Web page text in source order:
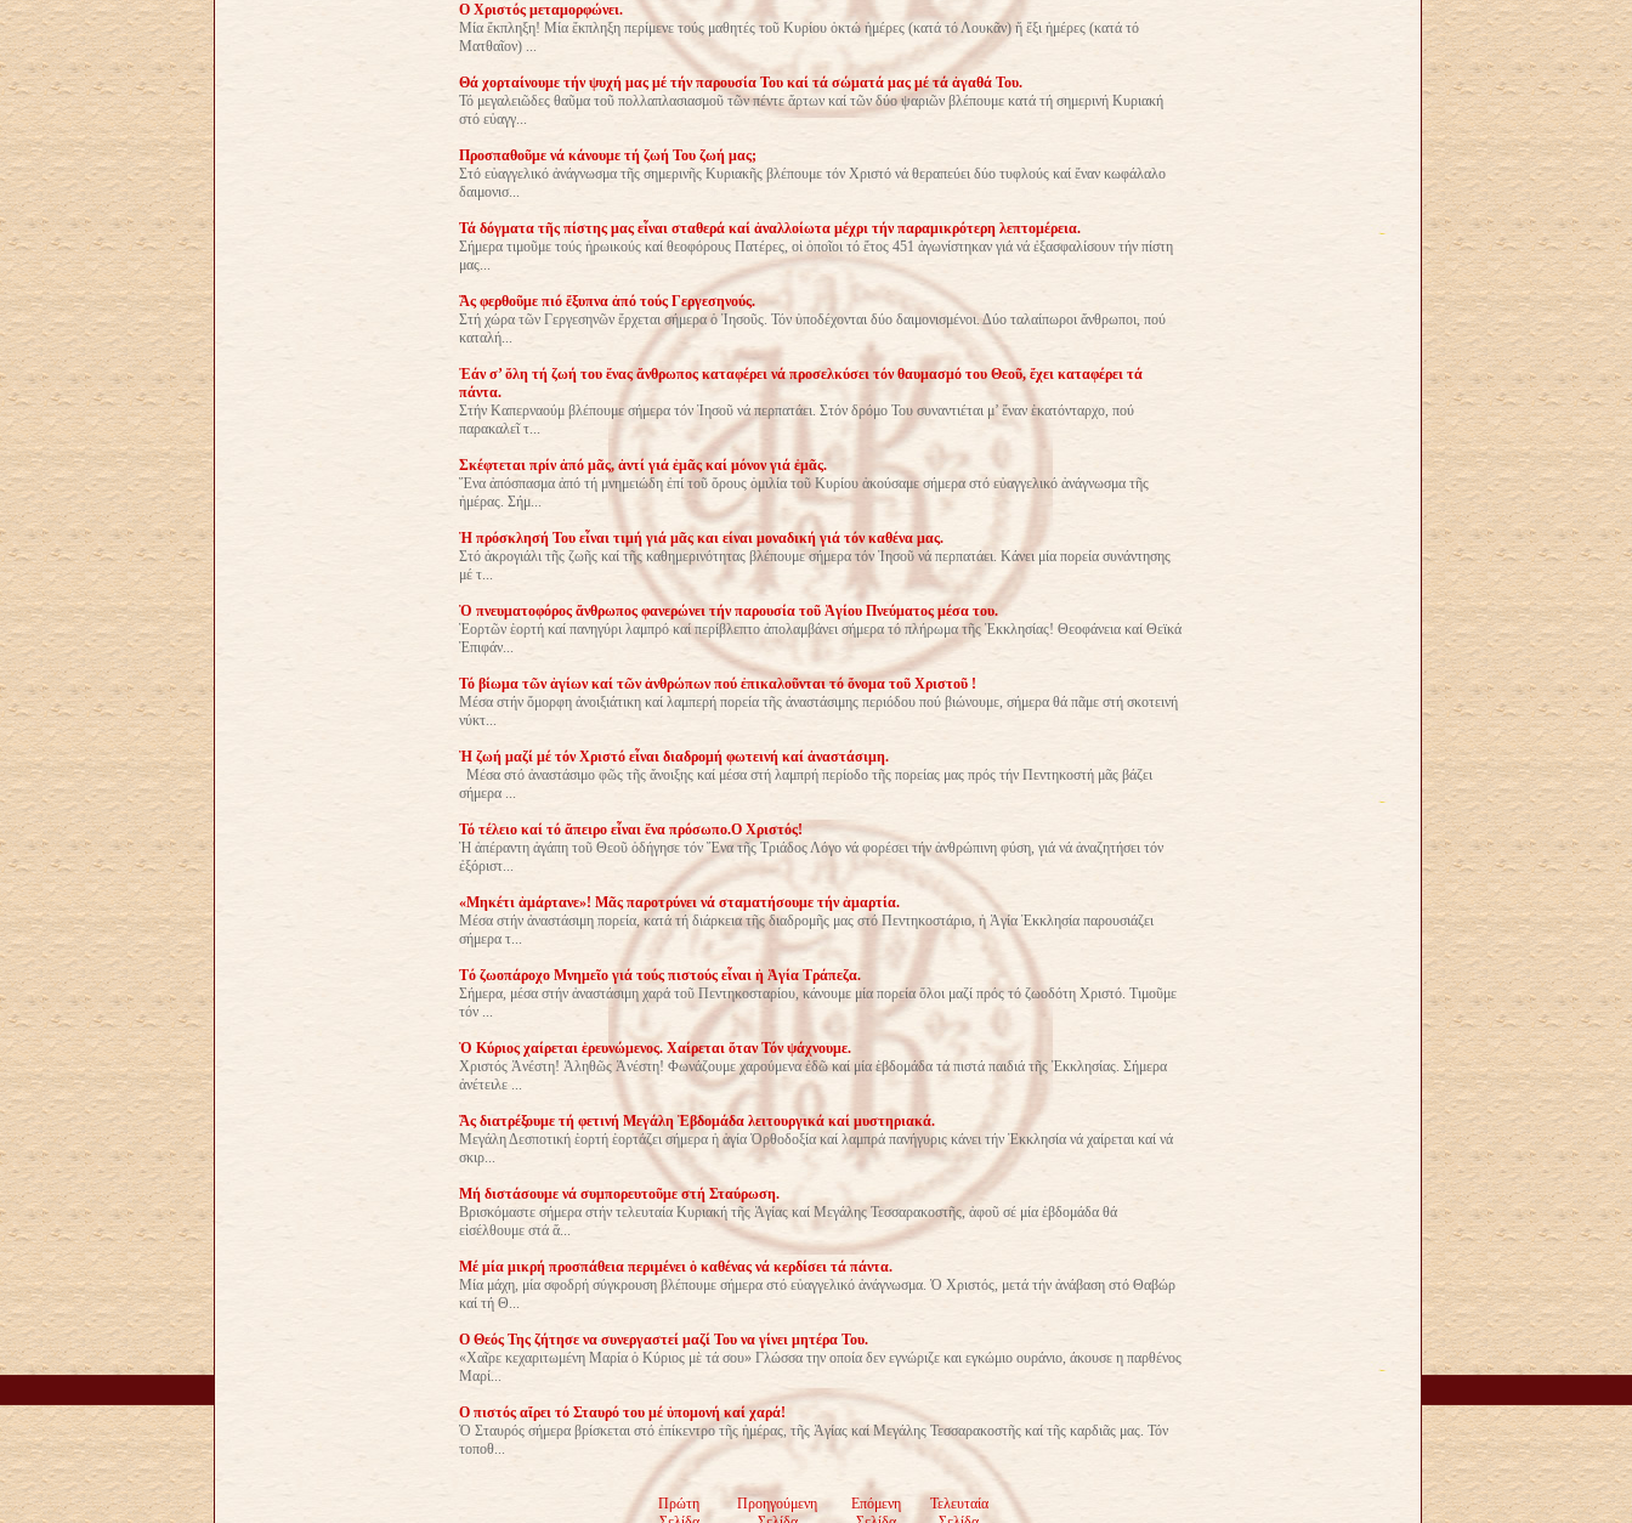
Ο Χριστός μεταμορφώνει.
Μία ἔκπληξη! Μία ἔκπληξη περίμενε τούς μαθητές τοῦ Κυρίου ὀκτώ ἡμέρες (κατά τό Λουκᾶν) ἤ ἕξι ἡμέρες (κατά τό
Ματθαῖον) ...
Θά χορταίνουμε τήν ψυχή μας μέ τήν παρουσία Του καί τά σώματά μας μέ τά ἀγαθά Του.
Τό μεγαλειῶδες θαῦμα τοῦ πολλαπλασιασμοῦ τῶν πέντε ἄρτων καί τῶν δύο ψαριῶν βλέπουμε κατά τή σημερινή Κυριακή
στό εὐαγγ...
Προσπαθοῦμε νά κάνουμε τή ζωή Του ζωή μας;
Στό εὐαγγελικό ἀνάγνωσμα τῆς σημερινῆς Κυριακῆς βλέπουμε τόν Χριστό νά θεραπεύει δύο τυφλούς καί ἕναν κωφάλαλο
δαιμονισ...
Τά δόγματα τῆς πίστης μας εἶναι σταθερά καί ἀναλλοίωτα μέχρι τήν παραμικρότερη λεπτομέρεια.
Σήμερα τιμοῦμε τούς ἡρωικούς καί θεοφόρους Πατέρες, οἱ ὁποῖοι τό ἔτος 451 ἀγωνίστηκαν γιά νά ἐξασφαλίσουν τήν πίστη
μας...
Ἄς φερθοῦμε πιό ἔξυπνα ἀπό τούς Γεργεσηνούς.
Στή χώρα τῶν Γεργεσηνῶν ἔρχεται σήμερα ὁ Ἰησοῦς. Τόν ὑποδέχονται δύο δαιμονισμένοι. Δύο ταλαίπωροι ἄνθρωποι, πού
καταλή...
Ἐάν σ’ ὅλη τή ζωή του ἕνας ἄνθρωπος καταφέρει νά προσελκύσει τόν θαυμασμό του Θεοῦ, ἔχει καταφέρει τά
πάντα.
Στήν Καπερναούμ βλέπουμε σήμερα τόν Ἰησοῦ νά περπατάει. Στόν δρόμο Του συναντιέται μ’ ἕναν ἑκατόνταρχο, πού
παρακαλεῖ τ...
Σκέφτεται πρίν ἀπό μᾶς, ἀντί γιά ἐμᾶς καί μόνον γιά ἐμᾶς.
Ἕνα ἀπόσπασμα ἀπό τή μνημειώδη ἐπί τοῦ ὄρους ὁμιλία τοῦ Κυρίου ἀκούσαμε σήμερα στό εὐαγγελικό ἀνάγνωσμα τῆς
ἡμέρας. Σήμ...
Ἡ πρόσκλησή Του εἶναι τιμή γιά μᾶς και είναι μοναδική γιά τόν καθένα μας.
Στό ἀκρογιάλι τῆς ζωῆς καί τῆς καθημερινότητας βλέπουμε σήμερα τόν Ἰησοῦ νά περπατάει. Κάνει μία πορεία συνάντησης
μέ τ...
Ὁ πνευματοφόρος ἄνθρωπος φανερώνει τήν παρουσία τοῦ Ἁγίου Πνεύματος μέσα του.
Ἑορτῶν ἑορτή καί πανηγύρι λαμπρό καί περίβλεπτο ἀπολαμβάνει σήμερα τό πλήρωμα τῆς Ἐκκλησίας! Θεοφάνεια καί Θεϊκά
Ἐπιφάν...
Τό βίωμα τῶν ἁγίων καί τῶν ἀνθρώπων πού ἐπικαλοῦνται τό ὄνομα τοῦ Χριστοῦ !
Μέσα στήν ὄμορφη ἀνοιξιάτικη καί λαμπερή πορεία τῆς ἀναστάσιμης περιόδου πού βιώνουμε, σήμερα θά πᾶμε στή σκοτεινή
νύκτ...
Ἡ ζωή μαζί μέ τόν Χριστό εἶναι διαδρομή φωτεινή καί ἀναστάσιμη.
Μέσα στό ἀναστάσιμο φῶς τῆς ἄνοιξης καί μέσα στή λαμπρή περίοδο τῆς πορείας μας πρός τήν Πεντηκοστή μᾶς βάζει
σήμερα ...
Τό τέλειο καί τό ἄπειρο εἶναι ἕνα πρόσωπο.Ο Χριστός!
Ἡ ἀπέραντη ἀγάπη τοῦ Θεοῦ ὁδήγησε τόν Ἕνα τῆς Τριάδος Λόγο νά φορέσει τήν ἀνθρώπινη φύση, γιά νά ἀναζητήσει τόν
ἐξόριστ...
«Μηκέτι ἁμάρτανε»! Μᾶς παροτρύνει νά σταματήσουμε τήν ἁμαρτία.
Μέσα στήν ἀναστάσιμη πορεία, κατά τή διάρκεια τῆς διαδρομῆς μας στό Πεντηκοστάριο, ἡ Ἁγία Ἐκκλησία παρουσιάζει
σήμερα τ...
Tό ζωοπάροχο Μνημεῖο γιά τούς πιστούς εἶναι ἡ Ἁγία Τράπεζα.
Σήμερα, μέσα στήν ἀναστάσιμη χαρά τοῦ Πεντηκοσταρίου, κάνουμε μία πορεία ὅλοι μαζί πρός τό ζωοδότη Χριστό. Τιμοῦμε
τόν ...
Ὁ Κύριος χαίρεται ἑρευνώμενος. Χαίρεται ὅταν Τόν ψάχνουμε.
Χριστός Ἀνέστη! Ἀληθῶς Ἀνέστη! Φωνάζουμε χαρούμενα ἐδῶ καί μία ἑβδομάδα τά πιστά παιδιά τῆς Ἐκκλησίας. Σήμερα
ἀνέτειλε ...
Ἄς διατρέξουμε τή φετινή Μεγάλη Ἑβδομάδα λειτουργικά καί μυστηριακά.
Μεγάλη Δεσποτική ἑορτή ἑορτάζει σήμερα ἡ ἁγία Ὀρθοδοξία καί λαμπρά πανήγυρις κάνει τήν Ἐκκλησία νά χαίρεται καί νά
σκιρ...
Μή διστάσουμε νά συμπορευτοῦμε στή Σταύρωση.
Βρισκόμαστε σήμερα στήν τελευταία Κυριακή τῆς Ἁγίας καί Μεγάλης Τεσσαρακοστῆς, ἀφοῦ σέ μία ἑβδομάδα θά
εἰσέλθουμε στά ἅ...
Μέ μία μικρή προσπάθεια περιμένει ὁ καθένας νά κερδίσει τά πάντα.
Μία μάχη, μία σφοδρή σύγκρουση βλέπουμε σήμερα στό εὐαγγελικό ἀνάγνωσμα. Ὁ Χριστός, μετά τήν ἀνάβαση στό Θαβώρ
καί τή Θ...
Ο Θεός Της ζήτησε να συνεργαστεί μαζί Του να γίνει μητέρα Του.
«Χαῖρε κεχαριτωμένη Μαρία ὁ Κύριος μὲ τά σου» Γλώσσα την οποία δεν εγνώριζε και εγκώμιο ουράνιο, άκουσε η παρθένος
Μαρί...
Ο πιστός αἴρει τό Σταυρό του μέ ὑπομονή καί χαρά!
Ὁ Σταυρός σήμερα βρίσκεται στό ἐπίκεντρο τῆς ἡμέρας, τῆς Ἁγίας καί Μεγάλης Τεσσαρακοστῆς καί τῆς καρδιᾶς μας. Τόν
τοποθ...
Πρώτη
Προηγούμενη
Επόμενη
Τελευταία